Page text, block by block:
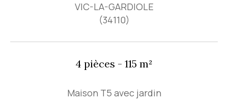
VIC-LA-GARDIOLE
(34110)
4 pièces - 115 m²
Maison T5 avec jardin